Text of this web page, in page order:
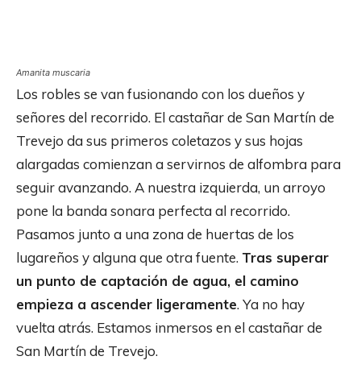
Amanita muscaria
Los robles se van fusionando con los dueños y
señores del recorrido. El castañar de San Martín de
Trevejo da sus primeros coletazos y sus hojas
alargadas comienzan a servirnos de alfombra para
seguir avanzando. A nuestra izquierda, un arroyo
pone la banda sonara perfecta al recorrido.
Pasamos junto a una zona de huertas de los
lugareños y alguna que otra fuente. Tras superar
un punto de captación de agua, el camino
empieza a ascender ligeramente. Ya no hay
vuelta atrás. Estamos inmersos en el castañar de
San Martín de Trevejo.